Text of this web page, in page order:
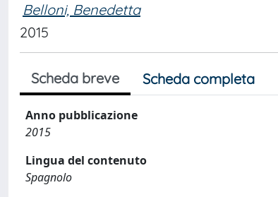
Belloni, Benedetta
2015
Scheda breve Scheda completa
Anno pubblicazione
2015
Lingua del contenuto
Spagnolo